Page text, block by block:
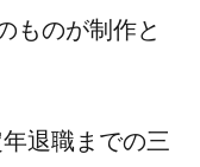
ものが制作と
退職までの三